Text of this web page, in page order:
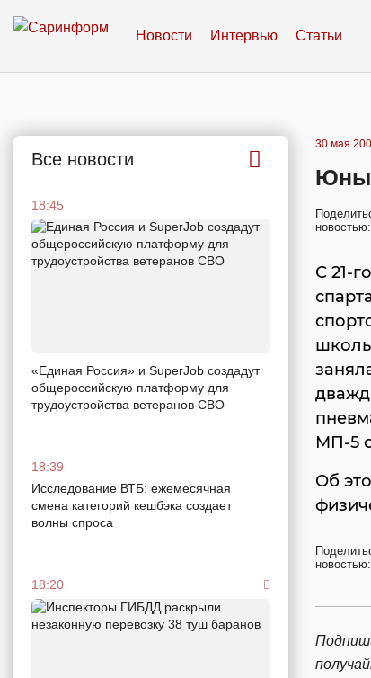
Новости Интервью Статьи
Все новости
18:45
«Единая Россия» и SuperJob создадут
общероссийскую платформу для
трудоустройства ветеранов СВО
18:39
Исследование ВТБ: ежемесячная
смена категорий кешбэка создает
волны спроса
18:20
30 мая
новостью:
С 21-
МП-5
Об
новостью: